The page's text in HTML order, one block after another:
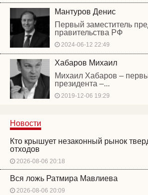
Мантуров Денис
Первый заместитель
правительства РФ
2024-06-12 22:49
Хабаров Михаил
Михаил Хабаров –
президента –...
2019-12-06 19:29
Новости
Кто крышует незаконный рынок
отходов
2026-08-06 20:18
Вся ложь Ратмира Мавлиева
2026-08-06 20:09